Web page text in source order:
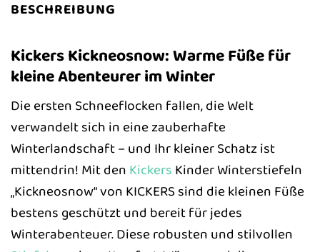
BESCHREIBUNG
Kickers Kickneosnow: Warme Füße für
kleine Abenteurer im Winter
Die ersten Schneeflocken fallen, die Welt
verwandelt sich in eine zauberhafte
Winterlandschaft – und Ihr kleiner Schatz ist
mittendrin! Mit den Kickers Kinder Winterstiefeln
„Kickneosnow“ von KICKERS sind die kleinen Füße
bestens geschützt und bereit für jedes
Winterabenteuer. Diese robusten und stilvollen